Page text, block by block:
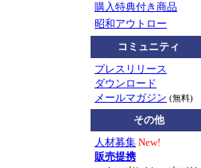
購入特典付き商品
昭和アウトロー
コミュニティ
プレスリリース
ダウンロード
メールマガジン (無料)
その他
人材募集 New!
販売提携